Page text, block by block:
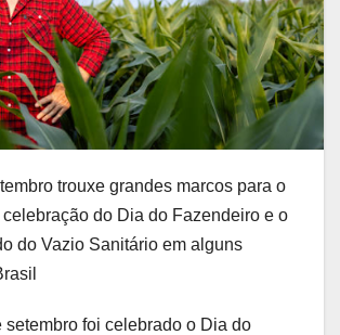
trouxe grandes marcos para o
celebração do Dia do Fazendeiro e o
do Vazio Sanitário em alguns
setembro foi celebrado o Dia do